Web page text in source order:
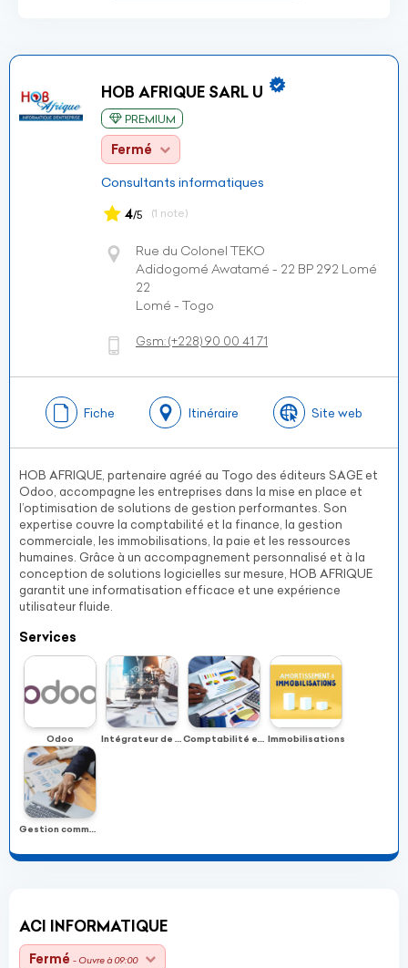
HOB AFRIQUE SARL U
PREMIUM
Fermé
Consultants informatiques
4/5 (1 note)
Rue du Colonel TEKO
Adidogomé Awatamé - 22 BP 292 Lomé
22
Lomé - Togo
Gsm:(+228)90 00 41 71
Fiche Itinéraire Site web
HOB AFRIQUE, partenaire agréé au Togo des éditeurs SAGE et
Odoo, accompagne les entreprises dans la mise en place et
l’optimisation de solutions de gestion performantes. Son
expertise couvre la comptabilité et la finance, la gestion
commerciale, les immobilisations, la paie et les ressources
humaines. Grâce à un accompagnement personnalisé et à la
conception de solutions logicielles sur mesure, HOB AFRIQUE
garantit une informatisation efficace et une expérience
utilisateur fluide.
Services
Odoo Intégrateur de solutions logicielles Comptabilité et Finance Immobilisations
Gestion commerciale
ACI INFORMATIQUE
Fermé - Ouvre à 09:00